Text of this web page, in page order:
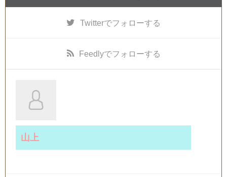
Twitterでフォローする
Feedlyでフォローする
山上